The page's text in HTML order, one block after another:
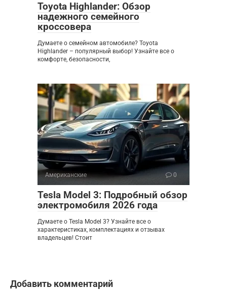
Toyota Highlander: Обзор
надежного семейного
кроссовера
Думаете о семейном автомобиле? Toyota
Highlander – популярный выбор! Узнайте все о
комфорте, безопасности,
Американские 0
Tesla Model 3: Подробный обзор
электромобиля 2026 года
Думаете о Tesla Model 3? Узнайте все о
характеристиках, комплектациях и отзывах
владельцев! Стоит
Добавить комментарий